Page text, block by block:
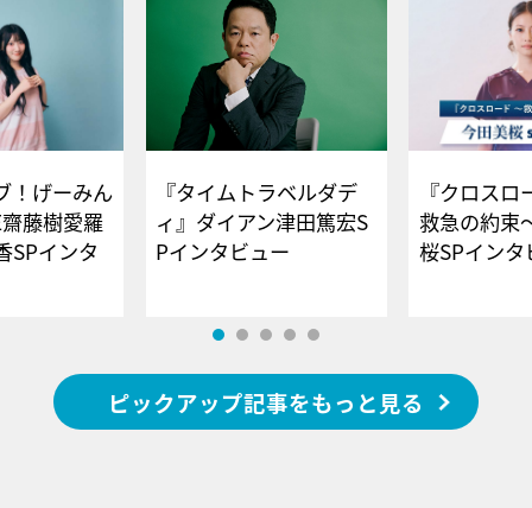
！げーみん
藤樹愛羅
SPインタ
『タイムトラベルダデ
ィ』ダイアン津田篤宏S
Pインタビュー
『クロス
救急の約束
桜SPイ
ピックアップ記事をもっと見る